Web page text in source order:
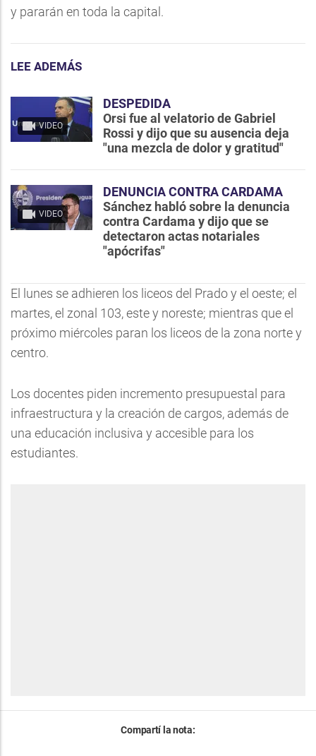
y pararán en toda la capital.
LEE ADEMÁS
VIDEO
DESPEDIDA
Orsi fue al velatorio de Gabriel
Rossi y dijo que su ausencia deja
"una mezcla de dolor y gratitud"
VIDEO
DENUNCIA CONTRA CARDAMA
Sánchez habló sobre la denuncia
contra Cardama y dijo que se
detectaron actas notariales
"apócrifas"
El lunes se adhieren los liceos del Prado y el oeste; el
martes, el zonal 103, este y noreste; mientras que el
próximo miércoles paran los liceos de la zona norte y
centro.
Los docentes piden incremento presupuestal para
infraestructura y la creación de cargos, además de
una educación inclusiva y accesible para los
estudiantes.
Compartí la nota: